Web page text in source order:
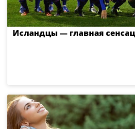
Исландцы — главная